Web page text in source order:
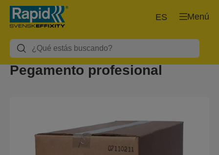
Menú
ES
Pegamento profesional